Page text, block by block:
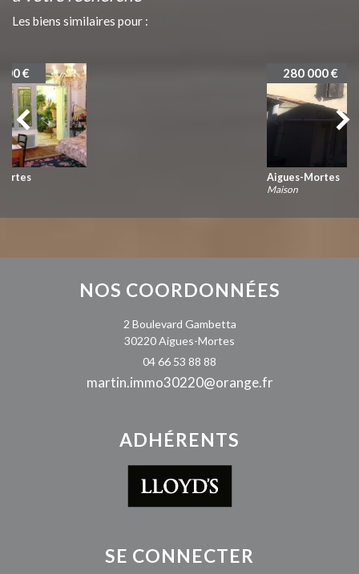
Les biens similaires pour :
NOS COORDONNÉES
2 Boulevard Gambetta
30220 Aigues-Mortes
04 66 53 88 88
martin.immo30220@orange.fr
ADHÉRENTS
SE CONNECTER